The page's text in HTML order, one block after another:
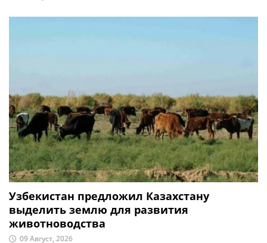
Узбекистан предложил Казахстану
выделить землю для развития
животноводства
09 Август, 2026